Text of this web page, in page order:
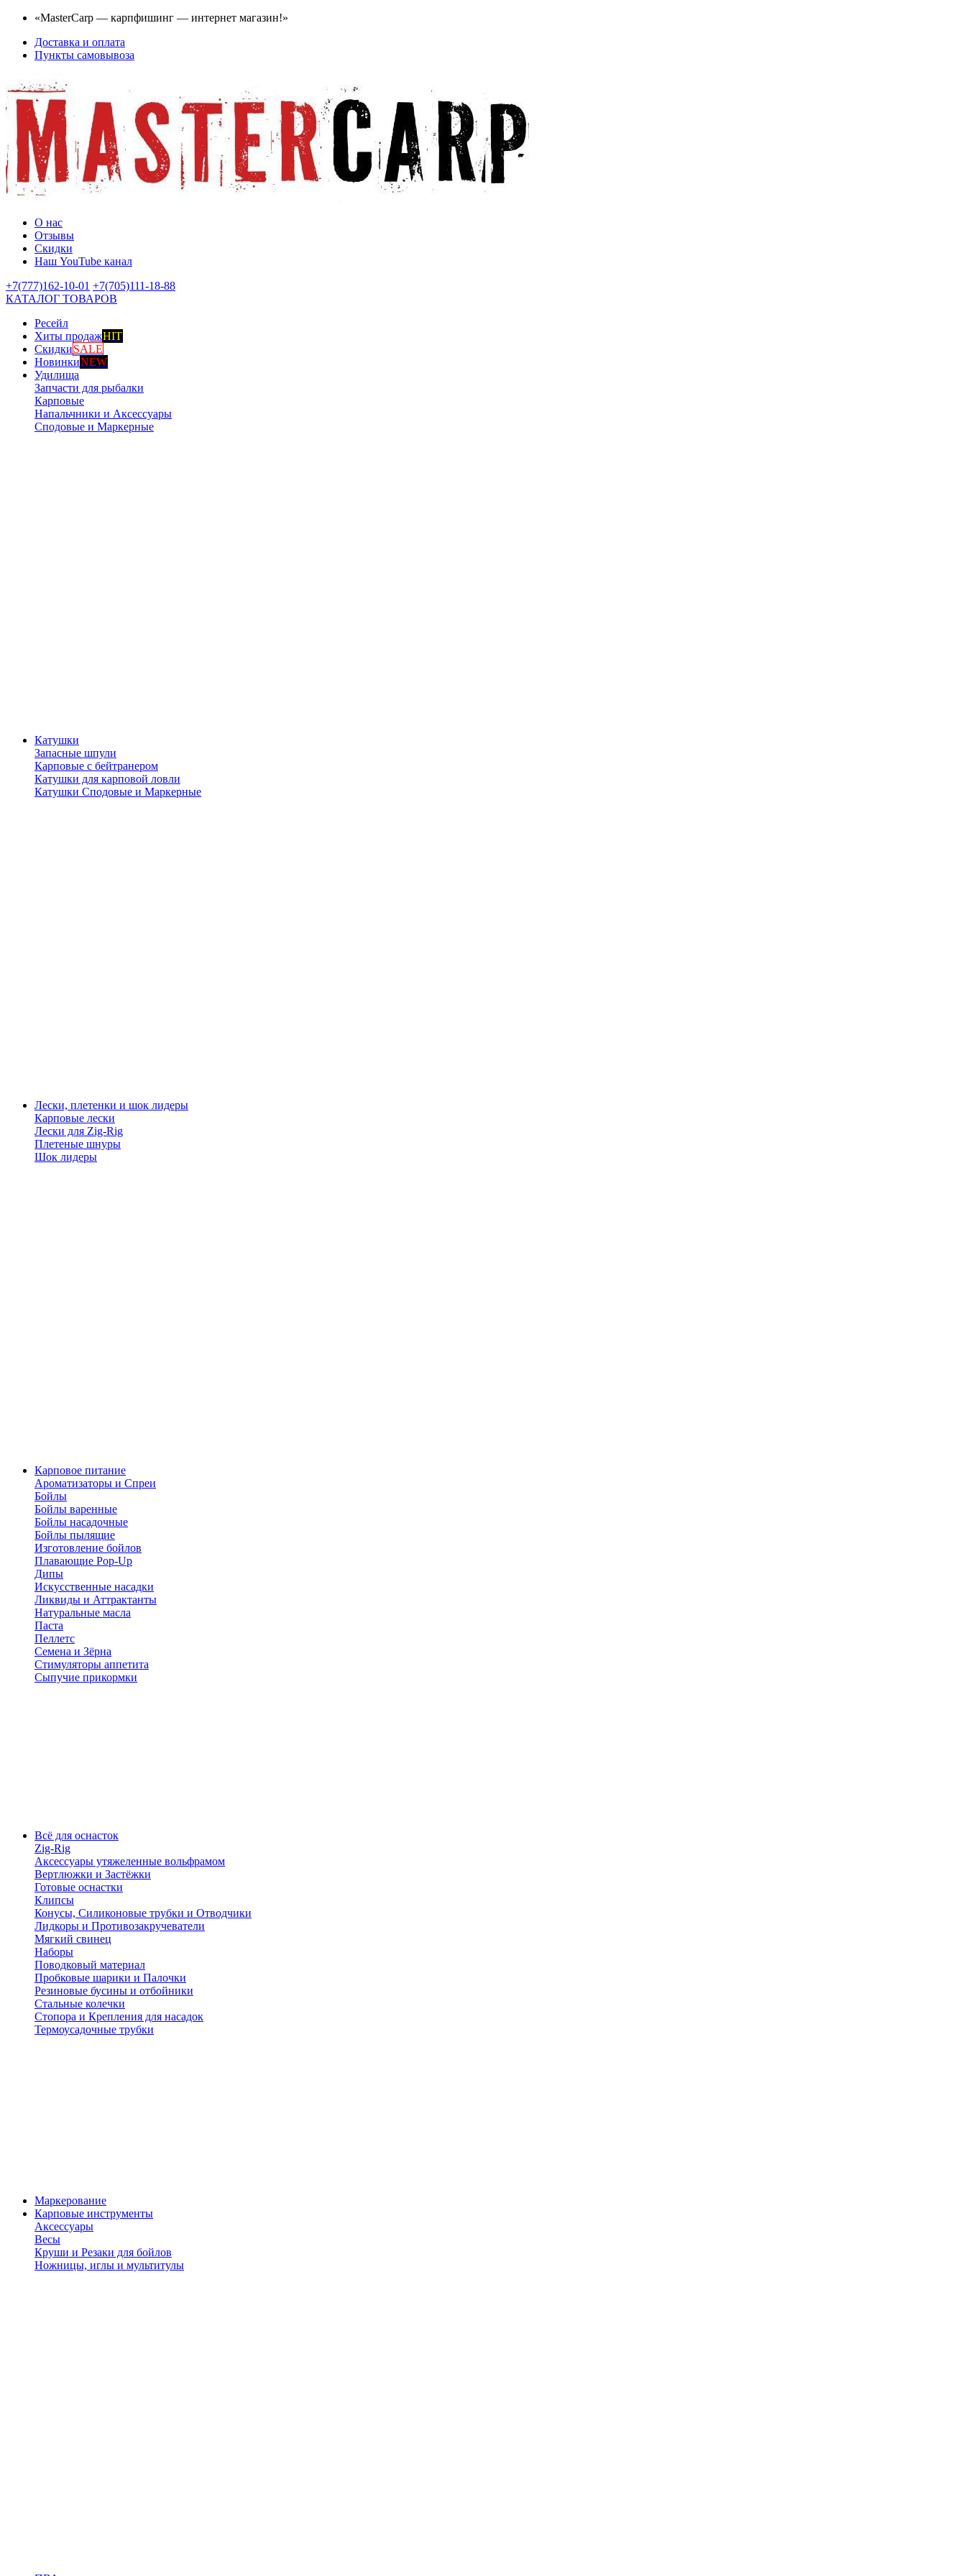
«MasterCarp — карпфишинг — интернет магазин!»
Доставка и оплата
Пункты самовывоза
О нас
Отзывы
Скидки
Наш YouTube канал
+7(777)162-10-01 +7(705)111-18-88
КАТАЛОГ ТОВАРОВ
Ресейл
Хиты продажHIT
СкидкиSALE
НовинкиNEW
Удилища
Запчасти для рыбалки
Карповые
Напальчники и Аксессуары
Сподовые и Маркерные
Катушки
Запасные шпули
Карповые с бейтранером
Катушки для карповой ловли
Катушки Сподовые и Маркерные
Лески, плетенки и шок лидеры
Карповые лески
Лески для Zig-Rig
Плетеные шнуры
Шок лидеры
Карповое питание
Ароматизаторы и Спреи
Бойлы
Бойлы варенные
Бойлы насадочные
Бойлы пылящие
Изготовление бойлов
Плавающие Pop-Up
Дипы
Искусственные насадки
Ликвиды и Аттрактанты
Натуральные масла
Паста
Пеллетс
Семена и Зёрна
Стимуляторы аппетита
Сыпучие прикормки
Всё для оснасток
Zig-Rig
Аксессуары утяжеленные вольфрамом
Вертлюжки и Застёжки
Готовые оснастки
Клипсы
Конусы, Силиконовые трубки и Отводчики
Лидкоры и Противозакручеватели
Мягкий свинец
Наборы
Поводковый материал
Пробковые шарики и Палочки
Резиновые бусины и отбойники
Стальные колечки
Стопора и Крепления для насадок
Термоусадочные трубки
Маркерование
Карповые инструменты
Аксессуары
Весы
Круши и Резаки для бойлов
Ножницы, иглы и мультитулы